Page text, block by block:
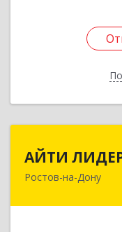
АЙТИ
Ростов-на-Дону
344065,